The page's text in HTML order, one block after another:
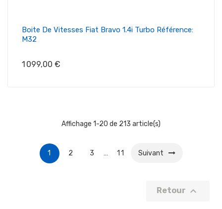
Boite De Vitesses Fiat Bravo 1.4i Turbo Référence:
M32
Prix
1 099,00 €
Affichage 1-20 de 213 article(s)
1 2 3 … 11 Suivant
Retour 